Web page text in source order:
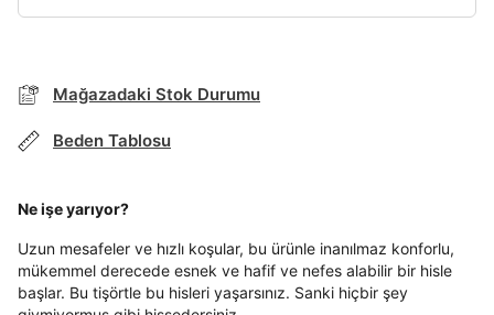
Akbank
QNB QNB 4
AnadoluBank World
Mağazadaki Stok Durumu
Beden Tablosu
Ne işe yarıyor?
Uzun mesafeler ve hızlı koşular, bu ürünle inanılmaz konforlu,
mükemmel derecede esnek ve hafif ve nefes alabilir bir hisle
başlar. Bu tişörtle bu hisleri yaşarsınız. Sanki hiçbir şey
Mağazada Bul
Beden Seçin
Mağazada Bul
bildirim göndereceğiz.
Term Of Use
Kapat
Kapat
aşağıdaki bilgileri giriniz.
Sipariş Numaranız *
E-posta Adresi*
Şifre*
Bir rakam
Aşağıdakileri okudum ve kabul ediyorum:
Bilgilerinizi güncellemek için lütfen telefonunuza SMS
ile gelen kodu girerek telefon numaranızı doğrulayın.
Bilgilerinizi güncellemek için lütfen telefonunuza SMS
ile gelen kodu girerek telefon numaranızı doğrulayın.